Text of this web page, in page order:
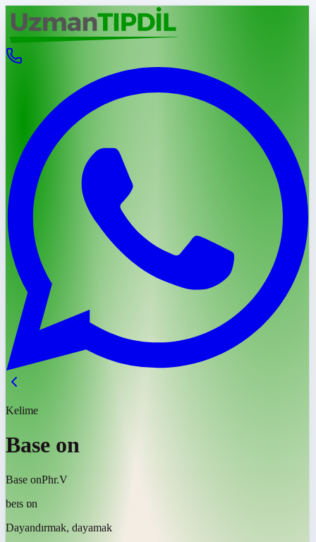
Kelime
Base on
Base onPhr.V
beɪs ɒn
Dayandırmak, dayamak